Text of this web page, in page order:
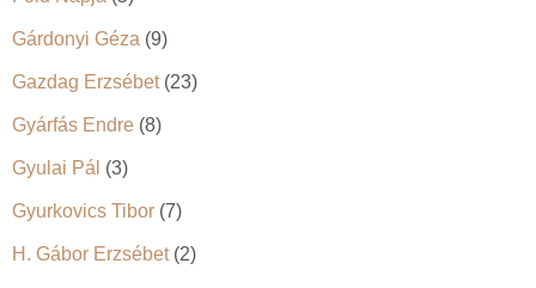
Gárdonyi Géza (9)
Gazdag Erzsébet(23)
Gyárfás Endre (8)
Gyulai Pál (3)
Gyurkovics Tibor (7)
H. Gábor Erzsébet(2)